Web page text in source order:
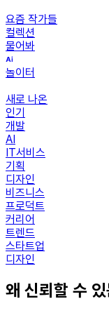
요즘 작가들
컬렉션
물어봐
놀이터
새로 나온
인기
개발
AI
IT서비스
기획
디자인
비즈니스
프로덕트
커리어
트렌드
스타트업
디자인
왜 신뢰할 수